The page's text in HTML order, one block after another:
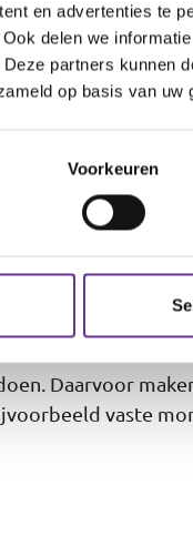
en advertenties te
delen we
partners kunnen
op basis van uw
Voorkeuren
aanwezig.
nabijheid
worden in wonen
Daarvoor
vaste